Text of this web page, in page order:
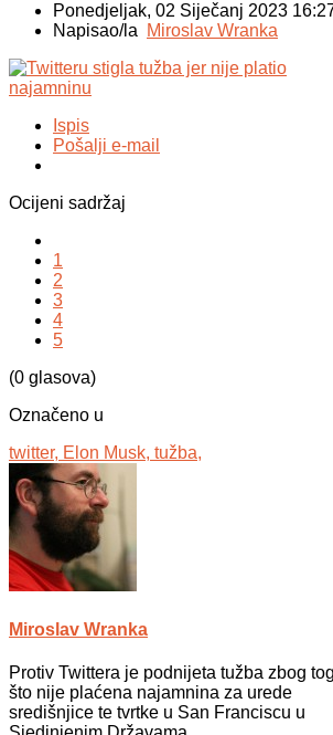
Ponedjeljak, 02 Siječanj 2023
Napisao/la Miroslav Wranka
Ispis
Pošalji e-mail
Ocijeni sadržaj
1
2
3
4
5
(0 glasova)
Označeno u
twitter, Elon Musk, tužba,
Miroslav Wranka
Protiv Twittera je podnijeta tužba zbog
što nije plaćena najamnina za urede
središnjice te tvrtke u San Franciscu u